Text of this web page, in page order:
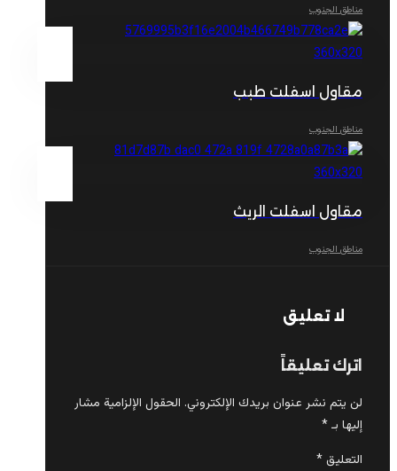
مناطق الجنوب
مقاول اسفلت طبب
مناطق الجنوب
مقاول اسفلت الريث
مناطق الجنوب
لا تعليق
اترك تعليقاً
لن يتم نشر عنوان بريدك الإلكتروني. الحقول الإلزامية مشار
إليها بـ*
التعليق*